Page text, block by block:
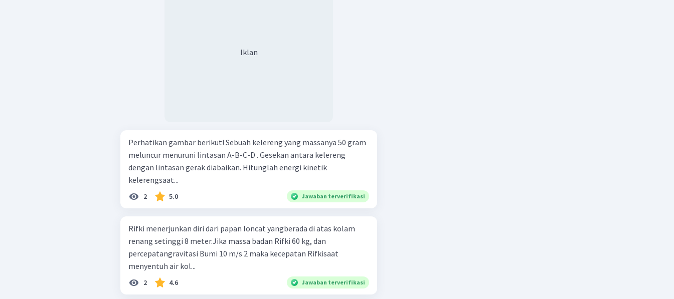
Iklan
Perhatikan gambar berikut! Sebuah kelereng yang massanya 50 gram
meluncur menuruni lintasan A-B-C-D . Gesekan antara kelereng
dengan lintasan gerak diabaikan. Hitunglah energi kinetik
kelerengsaat...
2 5.0 Jawaban terverifikasi
Rifki menerjunkan diri dari papan loncat yangberada di atas kolam
renang setinggi 8 meter.Jika massa badan Rifki 60 kg, dan
percepatangravitasi Bumi 10 m/s 2 maka kecepatan Rifkisaat
menyentuh air kol...
2 4.6 Jawaban terverifikasi